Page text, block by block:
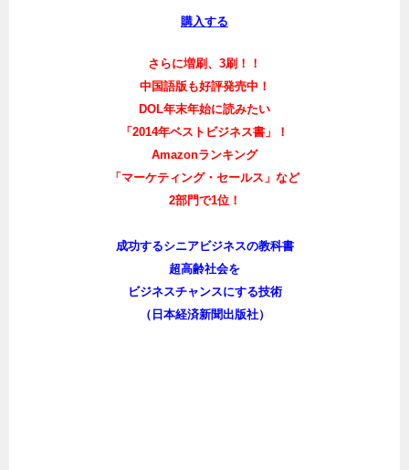
購入する
さらに増刷、3刷！！
中国語版も好評発売中！
DOL年末年始に読みたい
「2014年ベストビジネス書」！
Amazonランキング
「マーケティング・セールス」など
2部門で1位！
成功するシニアビジネスの教科書
超高齢社会を
ビジネスチャンスにする技術
（日本経済新聞出版社）